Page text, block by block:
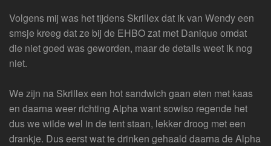
Volgens mij was het tijdens Skrillex dat ik van Wendy een
smsje kreeg dat ze bij de EHBO zat met Danique omdat
die niet goed was geworden, maar de details weet ik nog
niet.
We zijn na Skrillex een hot sandwich gaan eten met kaas
en daarna weer richting Alpha want sowiso regende het
dus we wilde wel in de tent staan, lekker droog met een
drankje. Dus eerst wat te drinken gehaald daarna de Alpha